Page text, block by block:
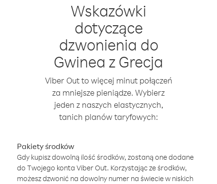
Wskazówki
dotyczące
dzwonienia do
Gwinea z Grecja
Viber Out to więcej minut połączeń
za mniejsze pieniądze. Wybierz
jeden z naszych elastycznych,
tanich planów taryfowych:
Pakiety środków
Gdy kupisz dowolną ilość środków, zostaną one dodane
do Twojego konta Viber Out. Korzystając ze środków,
możesz dzwonić na dowolny numer na świecie w niskich